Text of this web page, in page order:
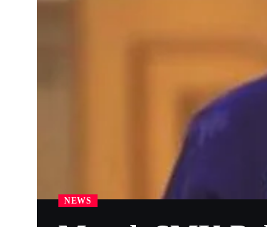
NEWS